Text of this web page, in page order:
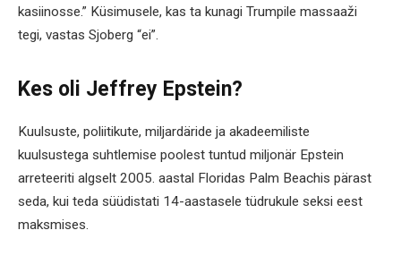
kasiinosse.” Küsimusele, kas ta kunagi Trumpile massaaži
tegi, vastas Sjoberg “ei”.
Kes oli Jeffrey Epstein?
Kuulsuste, poliitikute, miljardäride ja akadeemiliste
kuulsustega suhtlemise poolest tuntud miljonär Epstein
arreteeriti algselt 2005. aastal Floridas Palm Beachis pärast
seda, kui teda süüdistati 14-aastasele tüdrukule seksi eest
maksmises.